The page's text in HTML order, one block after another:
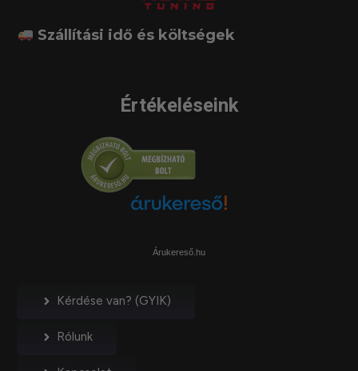
Szállítási idő és költségek
Értékeléseink
Árukereső.hu
Kérdése van? (GYIK)
Rólunk